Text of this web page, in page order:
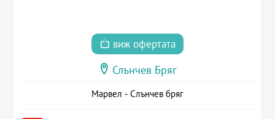
виж офертата
Слънчев Бряг
Марвел - Слънчев бряг